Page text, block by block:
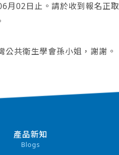
月02日止。請於收到報名正取
共衛生學會孫小姐，謝謝。
產品新知
Blogs